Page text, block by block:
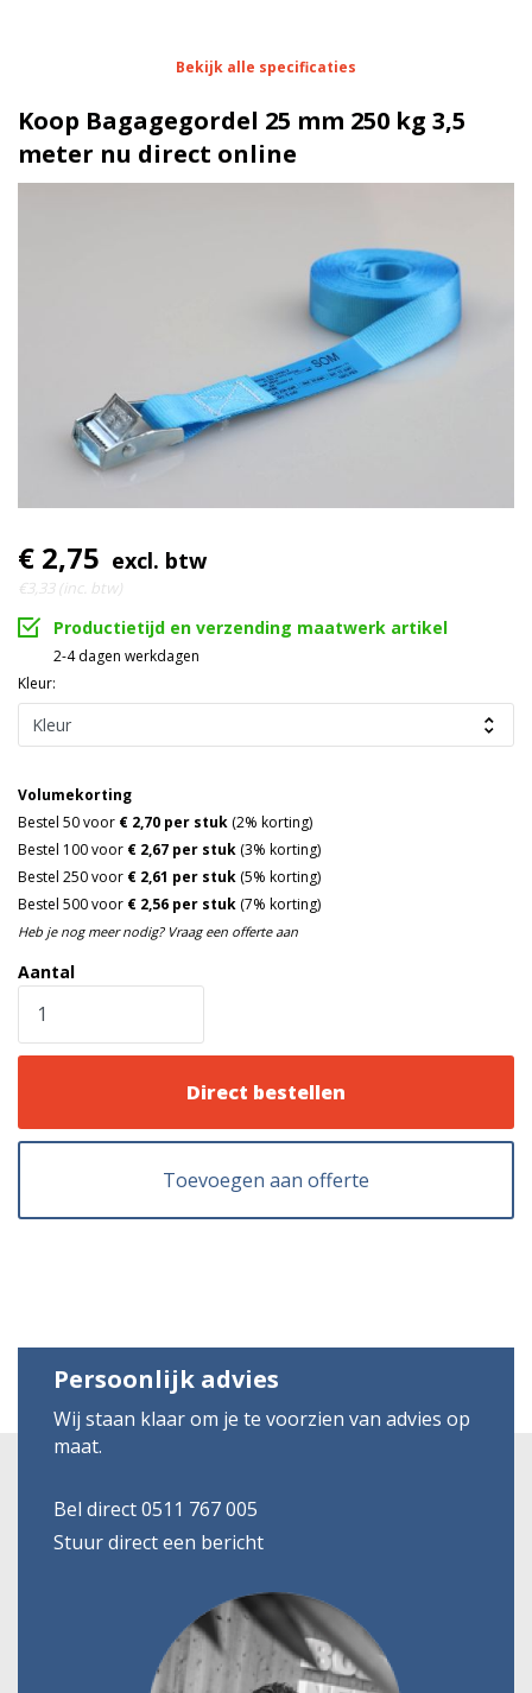
Eigenschappen Bagagegordel 25 mm 250 kg 3,5
Lengte 0,5 meter
Breedte 25 mm
250 kg
Bekijk alle specificaties
Koop Bagagegordel 25 mm 250 kg 3,5
meter nu direct online
€ 2,75 excl. btw
€3,33 (inc. btw)
Productietijd en verzending maatwerk artikel
2-4 dagen werkdagen
Kleur:
Aantal
Volumekorting
Bestel 50 voor € 2,70 per stuk (2% korting)
Bestel 100 voor € 2,67 per stuk (3% korting)
Bestel 250 voor € 2,61 per stuk (5% korting)
Bestel 500 voor € 2,56 per stuk (7% korting)
Heb je nog meer nodig? Vraag een offerte aan
Direct bestellen
Toevoegen aan offerte
Persoonlijk advies
Wij staan klaar om je te voorzien van advies op
maat.
Bel direct 0511 767 005
Stuur direct een bericht